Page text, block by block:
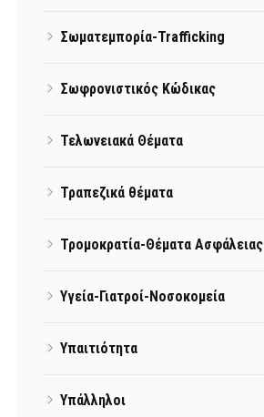
Σωματεμπορία-Trafficking
Σωφρονιστικός Κώδικας
Τελωνειακά Θέματα
Τραπεζικά θέματα
Τρομοκρατία-Θέματα Ασφάλειας
Υγεία-Γιατροί-Νοσοκομεία
Υπαιτιότητα
Υπάλληλοι